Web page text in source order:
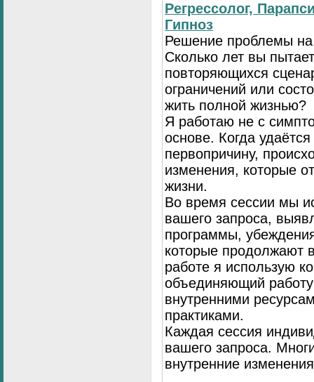
Регрессолог,
Гипноз
Решение проблемы на
Сколько лет вы
повторяющихся
ограничений или
жить полной жизнью?
Я работаю не с
основе. Когда
первопричину,
изменения, которые
жизни.
Во время сессии мы
вашего запроса,
программы,
которые продолжают
работе я использую
объединяющий
внутренними
практиками.
Каждая сессия
вашего запроса.
внутренние